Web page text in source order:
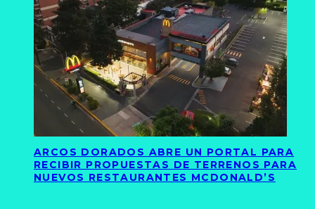
ARCOS DORADOS ABRE UN PORTAL PARA
RECIBIR PROPUESTAS DE TERRENOS PARA
NUEVOS RESTAURANTES MCDONALD’S